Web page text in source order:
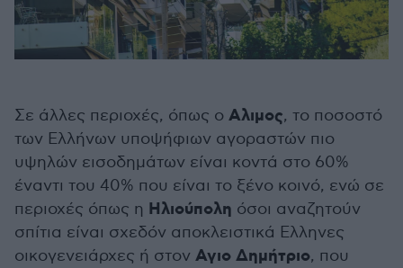
Σε άλλες περιοχές, όπως ο Αλιμος, το ποσοστό
των Ελλήνων υποψήφιων αγοραστών πιο
υψηλών εισοδημάτων είναι κοντά στο 60%
έναντι του 40% που είναι το ξένο κοινό, ενώ σε
περιοχές όπως η Ηλιούπολη όσοι αναζητούν
σπίτια είναι σχεδόν αποκλειστικά Ελληνες
οικογενειάρχες ή στον Αγιο Δημήτριο, που